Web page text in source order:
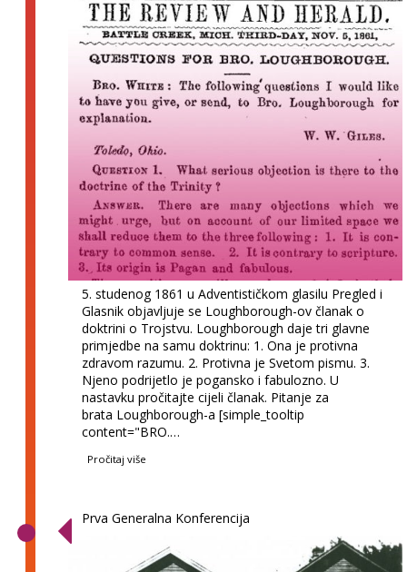
5. studenog 1861 u Adventističkom glasilu Pregled i
Glasnik objavljuje se Loughborough-ov članak o
doktrini o Trojstvu. Loughborough daje tri glavne
primjedbe na samu doktrinu: 1. Ona je protivna
zdravom razumu. 2. Protivna je Svetom pismu. 3.
Njeno podrijetlo je pogansko i fabulozno. U
nastavku pročitajte cijeli članak. Pitanje za
brata Loughborough-a [simple_tooltip
content="BRO.…
Pročitaj više
Prva Generalna Konferencija